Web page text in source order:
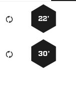
22’
30’